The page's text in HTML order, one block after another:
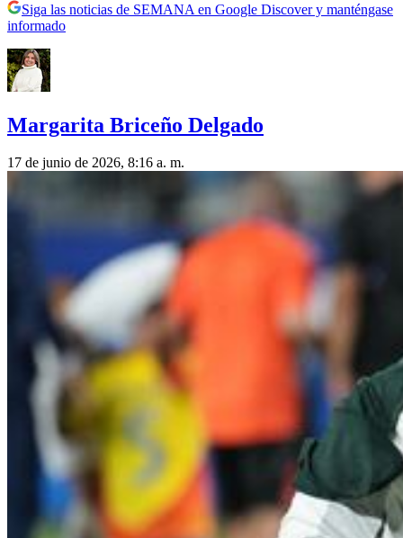
Siga las noticias de SEMANA en Google Discover y manténgase
informado
Margarita Briceño Delgado
17 de junio de 2026, 8:16 a. m.